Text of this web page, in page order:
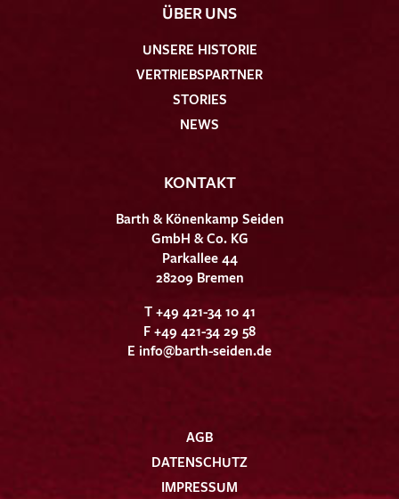
ÜBER UNS
UNSERE HISTORIE
VERTRIEBSPARTNER
STORIES
NEWS
KONTAKT
Barth & Könenkamp Seiden
GmbH & Co. KG
Parkallee 44
28209 Bremen
T +49 421-34 10 41
F +49 421-34 29 58
E info@barth-seiden.de
AGB
DATENSCHUTZ
IMPRESSUM